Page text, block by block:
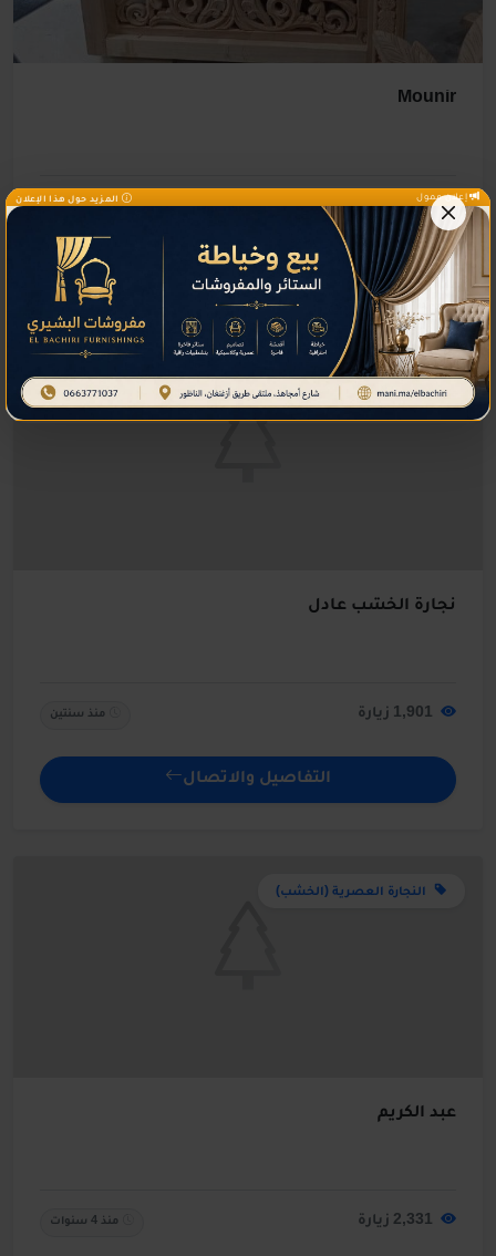
Mounir
2,752 زيارة منذ سنة
التفاصيل والاتصال
النجارة العصرية (الخشب)
نجارة الخشب عادل
منذ سنتين
التفاصيل والاتصال
النجارة العصرية (الخشب)
عبد الكريم
منذ 4 سنوات
إعلان ممول المزيد حول هذا الإعلان